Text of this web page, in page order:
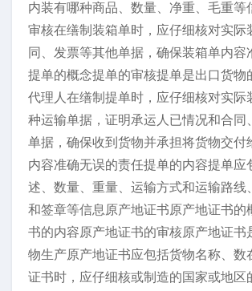
内装有哪种商品、数量、净重、毛重等
审核在缮制装箱单时，应仔细核对实际
同、发票等其他单据，确保装箱单内容
提单的概念提单的审核提单是出口货物
代理人在缮制提单时，应仔细核对实际
种运输单据，证明承运人已情况和合同
单据，确保收到货物并承担将货物交付
内容准确无误的责任提单的内容提单应
述、数量、重量、运输方式和运输路线
和签章等信息原产地证书原产地证书的
书的内容原产地证书的审核原产地证书
物生产原产地证书应包括货物名称、数
证书时，应仔细核或制造的国家或地区